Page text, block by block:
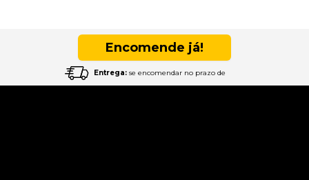
Encomende já!
Entrega: se encomendar no prazo de